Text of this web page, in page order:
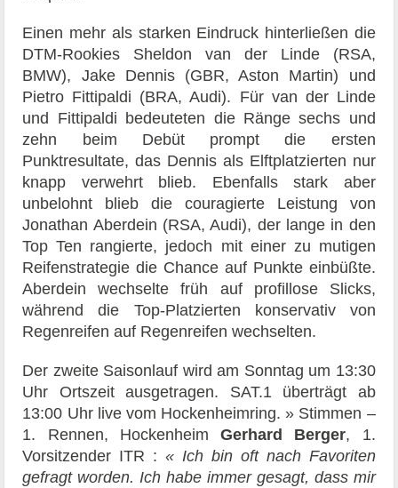
Einen mehr als starken Eindruck hinterließen die
DTM-Rookies Sheldon van der Linde (RSA,
BMW), Jake Dennis (GBR, Aston Martin) und
Pietro Fittipaldi (BRA, Audi). Für van der Linde
und Fittipaldi bedeuteten die Ränge sechs und
zehn beim Debüt prompt die ersten
Punktresultate, das Dennis als Elftplatzierten nur
knapp verwehrt blieb. Ebenfalls stark aber
unbelohnt blieb die couragierte Leistung von
Jonathan Aberdein (RSA, Audi), der lange in den
Top Ten rangierte, jedoch mit einer zu mutigen
Reifenstrategie die Chance auf Punkte einbüßte.
Aberdein wechselte früh auf profillose Slicks,
während die Top-Platzierten konservativ von
Regenreifen auf Regenreifen wechselten.
Der zweite Saisonlauf wird am Sonntag um 13:30
Uhr Ortszeit ausgetragen. SAT.1 überträgt ab
13:00 Uhr live vom Hockenheimring. » Stimmen –
1. Rennen, HockenheimGerhard Berger, 1.
Vorsitzender ITR :« Ich bin oft nach Favoriten
gefragt worden. Ich habe immer gesagt, dass mir